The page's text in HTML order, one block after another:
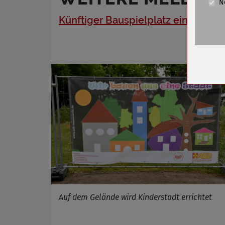
Künftiger Bauspielplatz eingezäunt
Auf dem Gelände wird Kinderstadt errichtet
Cookie
Name
Anbieter
Zweck
Cookie
Cookie